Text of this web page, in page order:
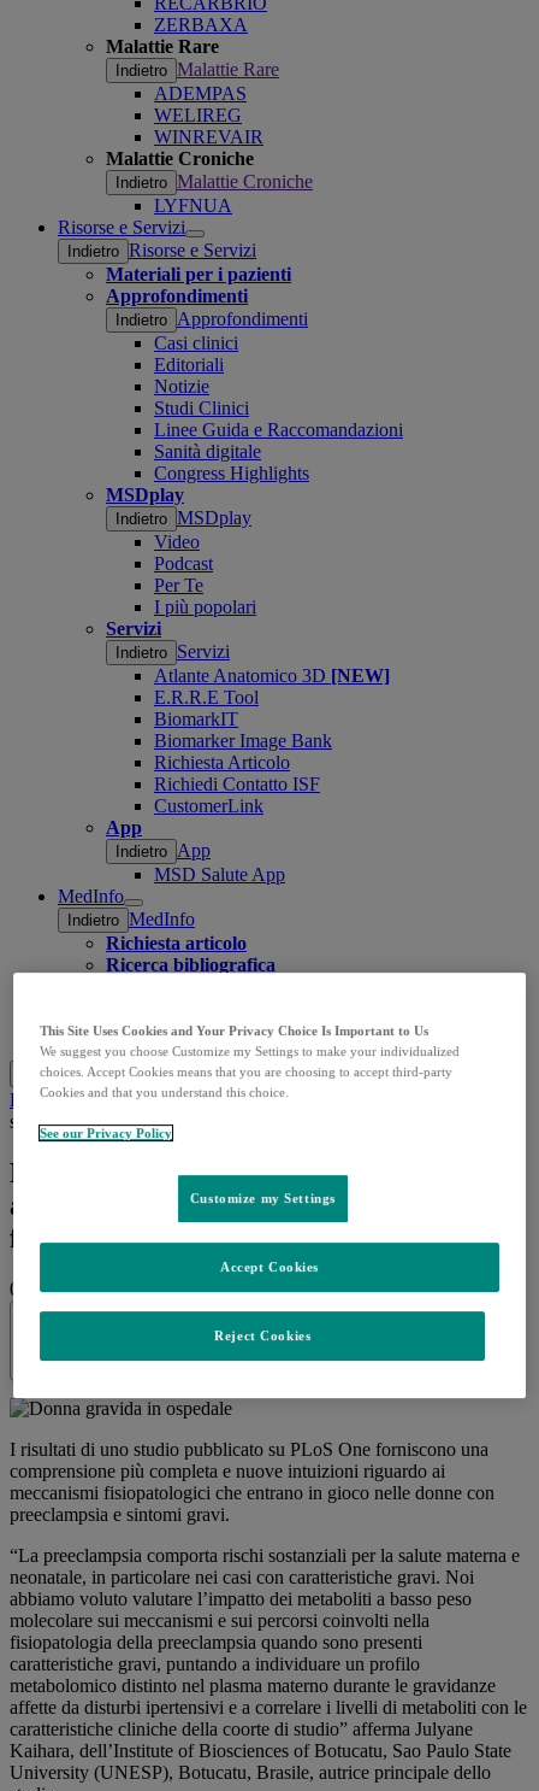
ZERBAXA
Malattie Rare
Indietro Malattie Rare
ADEMPAS
WELIREG
WINREVAIR
Malattie Croniche
Indietro Malattie Croniche
LYFNUA
Risorse e Servizi
Open
submenu
Indietro Risorse e Servizi
Materiali per i pazienti
Approfondimenti
Indietro Approfondimenti
Casi clinici
Editoriali
Notizie
Studi Clinici
Linee Guida e Raccomandazioni
Sanità digitale
Congress Highlights
MSDplay
Indietro MSDplay
Video
Podcast
Per Te
I più popolari
Servizi
Indietro Servizi
Atlante Anatomico 3D [NEW]
E.R.R.E Tool
BiomarkIT
Biomarker Image Bank
Richiesta Articolo
Richiedi Contatto ISF
CustomerLink
App
Indietro App
MSD Salute App
MedInfo
Open
submenu
Indietro MedInfo
Richiesta articolo
Ricerca bibliografica
Contatti
Menu Chiudi
Cerca
Home
Approfondimenti Notizie
studio approfondisce i meccanismi fisiopatologici
Preeclampsia grave, uno studio
approfondisce i meccanismi
fisiopatologici
03.12.2024|Popular Science
Share this
Condividi
I risultati di uno studio pubblicato su PLoS One forniscono una
comprensione più completa e nuove intuizioni riguardo ai
meccanismi fisiopatologici che entrano in gioco nelle donne con
preeclampsia e sintomi gravi.
“La preeclampsia comporta rischi sostanziali per la salute materna e
neonatale, in particolare nei casi con caratteristiche gravi. Noi
abbiamo voluto valutare l’impatto dei metaboliti a basso peso
molecolare sui meccanismi e sui percorsi coinvolti nella
fisiopatologia della preeclampsia quando sono presenti
caratteristiche gravi, puntando a individuare un profilo
metabolomico distinto nel plasma materno durante le gravidanze
affette da disturbi ipertensivi e a correlare i livelli di metaboliti con le
caratteristiche cliniche della coorte di studio” afferma Julyane
Kaihara, dell’Institute of Biosciences of Botucatu, Sao Paulo State
University (UNESP), Botucatu, Brasile, autrice principale dello
This Site Uses Cookies and Your Privacy Choice Is Important to Us
We suggest you choose Customize my Settings to make your individualized
choices. Accept Cookies means that you are choosing to accept third-party
Cookies and that you understand this choice.
See our Privacy Policy
Customize my Settings
Reject Cookies
Accept Cookies